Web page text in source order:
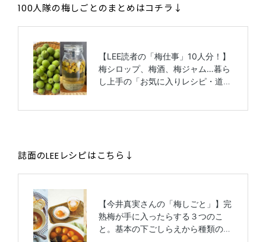
100人隊の梅しごとのまとめはコチラ↓
誌面のLEEレシピはこちら↓